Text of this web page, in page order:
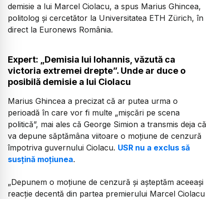
demisie a lui Marcel Ciolacu, a spus Marius Ghincea,
politolog și cercetător la Universitatea ETH Zürich, în
direct la Euronews România.
Expert: „Demisia lui Iohannis, văzută ca
victoria extremei drepte”. Unde ar duce o
posibilă demisie a lui Ciolacu
Marius Ghincea a precizat că ar putea urma o
perioadă în care vor fi multe „mișcări pe scena
politică”, mai ales că George Simion a transmis deja că
va depune săptămâna viitoare o moțiune de cenzură
împotriva guvernului Ciolacu. USR nu a exclus să
susțină moțiunea.
„Depunem o moțiune de cenzură și așteptăm aceeași
reacție decentă din partea premierului Marcel Ciolacu